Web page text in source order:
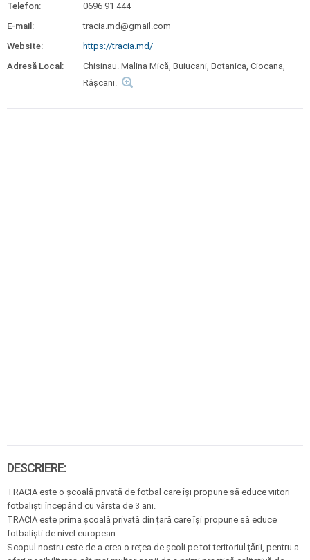
Telefon:
0696 91 444
E-mail:
tracia.md@gmail.com
Website:
https://tracia.md/
Adresă Local:
Chisinau. Malina Mică, Buiucani, Botanica, Ciocana,
Râșcani.
DESCRIERE:
TRACIA este o școală privată de fotbal care își propune să educe viitori
fotbaliști începând cu vârsta de 3 ani.
TRACIA este prima școală privată din țară care își propune să educe
fotbaliști de nivel european.
Scopul nostru este de a crea o rețea de școli pe tot teritoriul țării, pentru a